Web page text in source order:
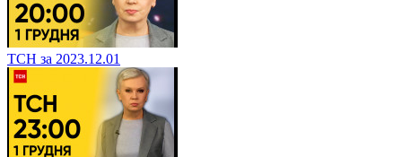
ТСН за 2023.12.01